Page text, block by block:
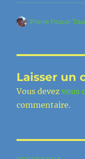
Auteur
Pierre Pascal
Laisser un
Vous devezvous
commentaire.